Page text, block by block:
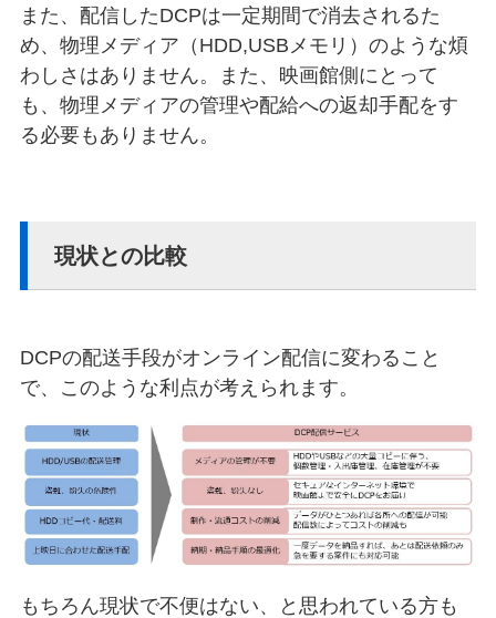
また、配信したDCPは一定期間で消去されるた
め、物理メディア（HDD,USBメモリ）のような煩
わしさはありません。また、映画館側にとって
も、物理メディアの管理や配給への返却手配をす
る必要もありません。
現状との比較
DCPの配送手段がオンライン配信に変わること
で、このような利点が考えられます。
もちろん現状で不便はない、と思われている方も